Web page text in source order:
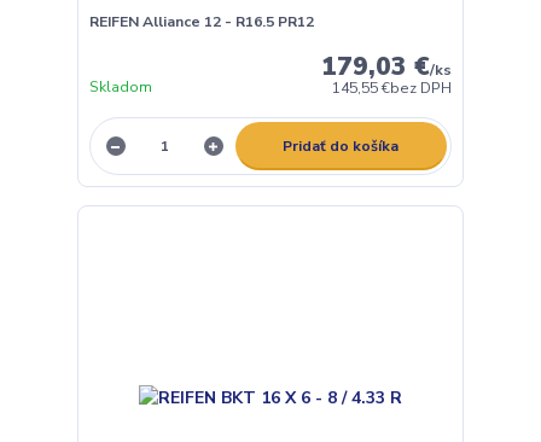
REIFEN Alliance 12 - R16.5 PR12
179,03 €/ks
145,55 €bez DPH
Skladom
Pridať do košíka